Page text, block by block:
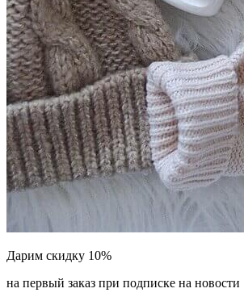
Дарим скидку 10%
на первый заказ при подписке на новости